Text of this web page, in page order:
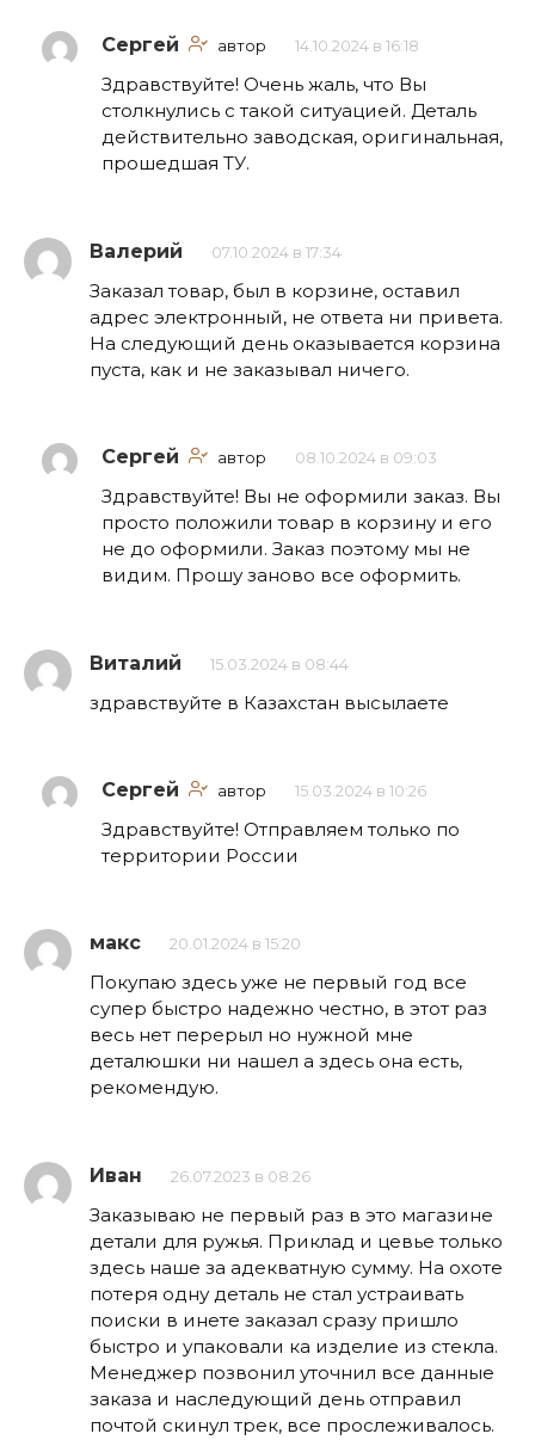
Сергей автор 14.10.2024 в 16:18
Здравствуйте! Очень жаль, что Вы
столкнулись с такой ситуацией. Деталь
действительно заводская, оригинальная,
прошедшая ТУ.
Валерий 07.10.2024 в 17:34
Заказал товар, был в корзине, оставил
адрес электронный, не ответа ни привета.
На следующий день оказывается корзина
пуста, как и не заказывал ничего.
Сергей автор 08.10.2024 в 09:03
Здравствуйте! Вы не оформили заказ. Вы
просто положили товар в корзину и его
не до оформили. Заказ поэтому мы не
видим. Прошу заново все оформить.
Виталий 15.03.2024 в 08:44
здравствуйте в Казахстан высылаете
Сергей автор 15.03.2024 в 10:26
Здравствуйте! Отправляем только по
территории России
макс 20.01.2024 в 15:20
Покупаю здесь уже не первый год все
супер быстро надежно честно, в этот раз
весь нет перерыл но нужной мне
деталюшки ни нашел а здесь она есть,
рекомендую.
Иван 26.07.2023 в 08:26
Заказываю не первый раз в это магазине
детали для ружья. Приклад и цевье только
здесь наше за адекватную сумму. На охоте
потеря одну деталь не стал устраивать
поиски в инете заказал сразу пришло
быстро и упаковали ка изделие из стекла.
Менеджер позвонил уточнил все данные
заказа и наследующий день отправил
почтой скинул трек, все прослеживалось.